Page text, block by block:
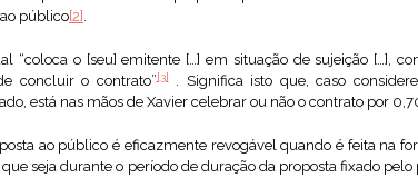
público[2] .
“coloca o [seu] emitente […] em situação de sujeição […],
concluir o contrato”[3]. Significa isto que, caso
está nas mãos de Xavier celebrar ou não o contrato por
ao público é eficazmente revogável quando é feita na
que seja durante o período de duração da proposta fixado